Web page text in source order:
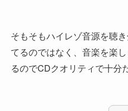
そもそもハイレゾ音源を聴
てるのではなく、音楽を楽
るのでCDクオリティで十分